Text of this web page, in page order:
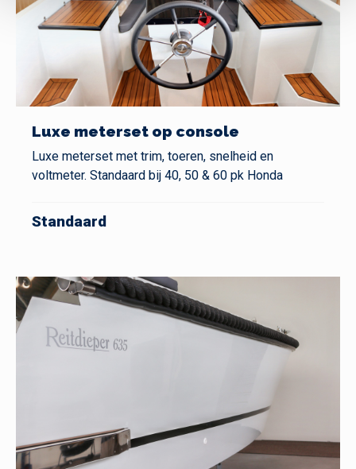
Luxe meterset op console
Luxe meterset met trim, toeren, snelheid en
voltmeter. Standaard bij 40, 50 & 60 pk Honda
Standaard